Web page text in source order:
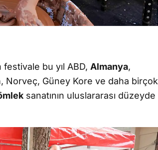
bu yıl ABD, Almanya,
Norveç, Güney Kore ve daha birçok
sanatının uluslararası düzeyde